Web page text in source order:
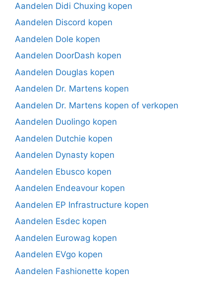
Aandelen Didi Chuxing kopen
Aandelen Discord kopen
Aandelen Dole kopen
Aandelen DoorDash kopen
Aandelen Douglas kopen
Aandelen Dr. Martens kopen
Aandelen Dr. Martens kopen of verkopen
Aandelen Duolingo kopen
Aandelen Dutchie kopen
Aandelen Dynasty kopen
Aandelen Ebusco kopen
Aandelen Endeavour kopen
Aandelen EP Infrastructure kopen
Aandelen Esdec kopen
Aandelen Eurowag kopen
Aandelen EVgo kopen
Aandelen Fashionette kopen